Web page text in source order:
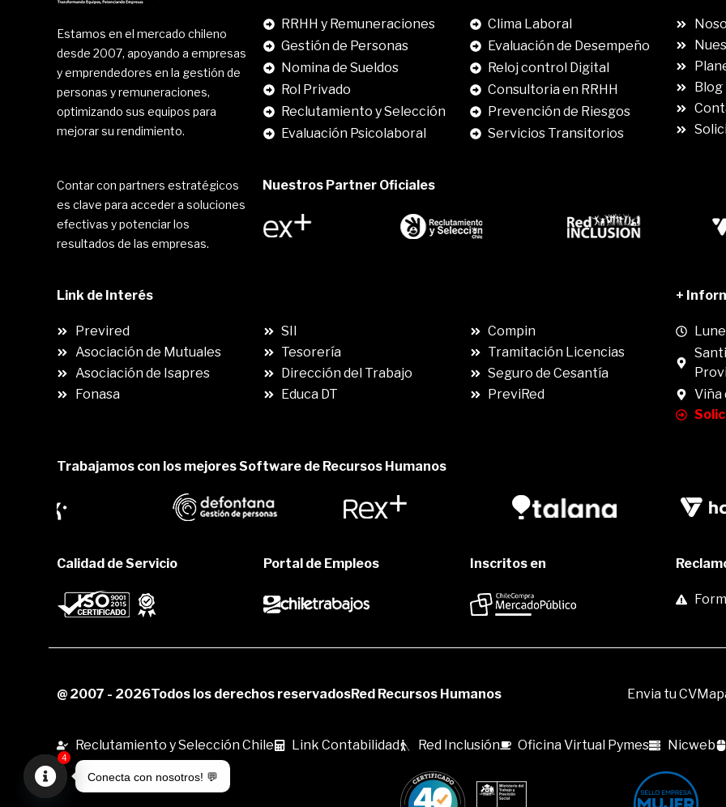
Estamos en el mercado chileno
desde 2007, apoyando a empresas
y emprendedores en la gestión de
personas y remuneraciones,
optimizando sus equipos para
mejorar su rendimiento.
RRHH y Remuneraciones
Gestión de Personas
Nomina de Sueldos
Rol Privado
Reclutamiento y Selección
Evaluación Psicolaboral
Clima Laboral
Evaluación de Desempeño
Reloj control Digital
Consultoria en RRHH
Prevención de Riesgos
Servicios Transitorios
Blog
Contar con partners estratégicos
es clave para acceder a soluciones
efectivas y potenciar los
resultados de las empresas.
Nuestros Partner Oficiales
Link de Interés
Previred
Asociación de Mutuales
Asociación de Isapres
Fonasa
SII
Tesorería
Dirección del Trabajo
Educa DT
Compin
Tramitación Licencias
Seguro de Cesantía
PreviRed
+
Viña
Trabajamos con los mejores Software de Recursos Humanos
Calidad de Servicio Portal de Empleos Inscritos en
@ 2007 - 2026Todos los derechos reservadosRed Recursos Humanos Envia tu CV
Reclutamiento y Selección Chile Link Contabilidad Red Inclusión Oficina Virtual Pymes Nicweb
Conecta con nosotros! 💬
4